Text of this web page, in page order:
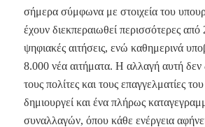
σήμερα σύμφωνα με στοιχεία του
έχουν διεκπεραιωθεί περισσότερες
ψηφιακές αιτήσεις, ενώ καθημερινά
8.000 νέα αιτήματα. Η αλλαγή αυτή δεν
τους πολίτες και τους επαγγελματίες
δημιουργεί και ένα πλήρως
συναλλαγών, όπου κάθε ενέργεια